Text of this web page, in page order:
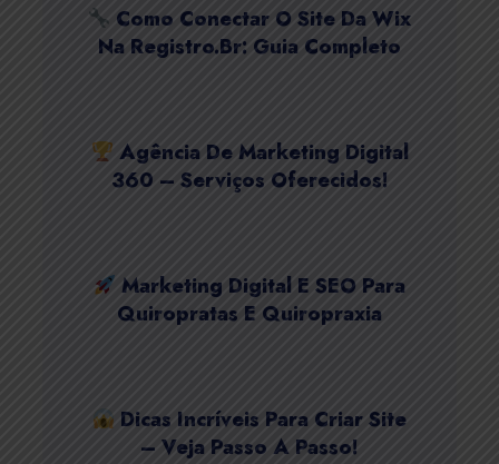
Como Conectar O Site Da Wix
Na Registro.Br: Guia Completo
Agência De Marketing Digital
360 – Serviços Oferecidos!
Marketing Digital E SEO Para
Quiropratas E Quiropraxia
Dicas Incríveis Para Criar Site
– Veja Passo A Passo!